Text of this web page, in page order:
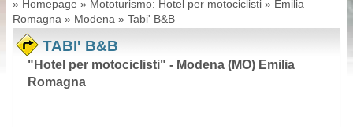
» Homepage » Mototurismo: Hotel per motociclisti » Emilia
Romagna » Modena » Tabi' B&B
TABI' B&B
"Hotel per motociclisti" - Modena (MO) Emilia
Romagna